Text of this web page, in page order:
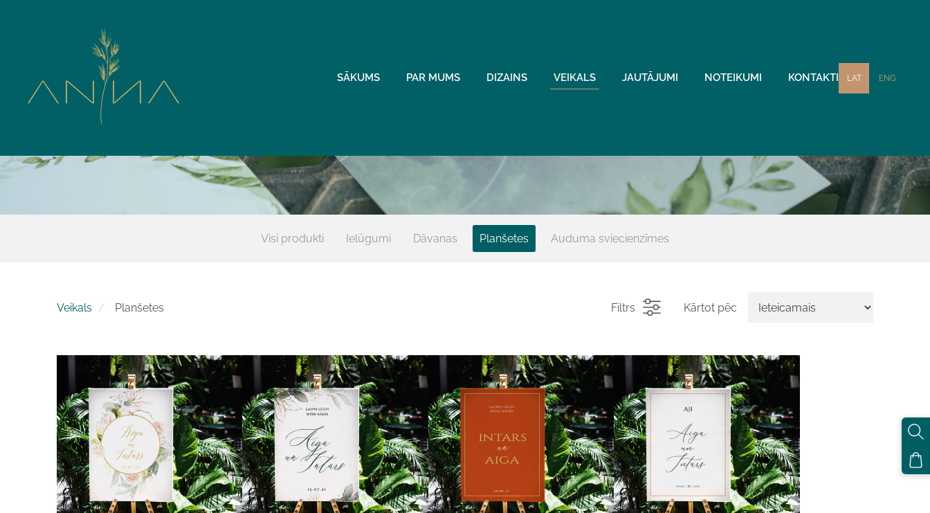
SĀKUMS PAR MUMS DIZAINS VEIKALS JAUTĀJUMI NOTEIKUMI KONTAKTI LAT ENG
Visi produkti Ielūgumi Dāvanas Planšetes Auduma sviecienzīmes
Veikals Planšetes Filtrs Kārtot pēc